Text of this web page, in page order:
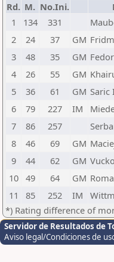
Rd. M. No.Ini.
1
134 331
2
24 37 GM
3
48 35 GM
4
26 55 GM
5
36 61 GM Saric
6
79 227 IM
7
86 257
8
46 69 GM
9
44 62 GM
10 49 64 GM
11
85 252 IM
*) Rating difference of
Servidor de Resultados de
Aviso legal/Condiciones de